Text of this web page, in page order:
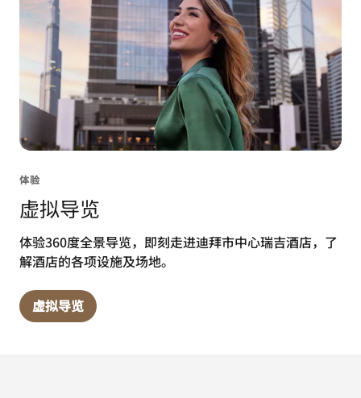
体验
虚拟导览
体验360度全景导览，即刻走进迪拜市中心瑞吉酒店，了
解酒店的各项设施及场地。
虚拟导览